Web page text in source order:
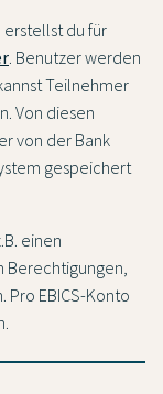
erstellst du für
. Benutzer werden
Teilnehmer
Von diesen
von der Bank
gespeichert
einen
Pro EBICS-Konto